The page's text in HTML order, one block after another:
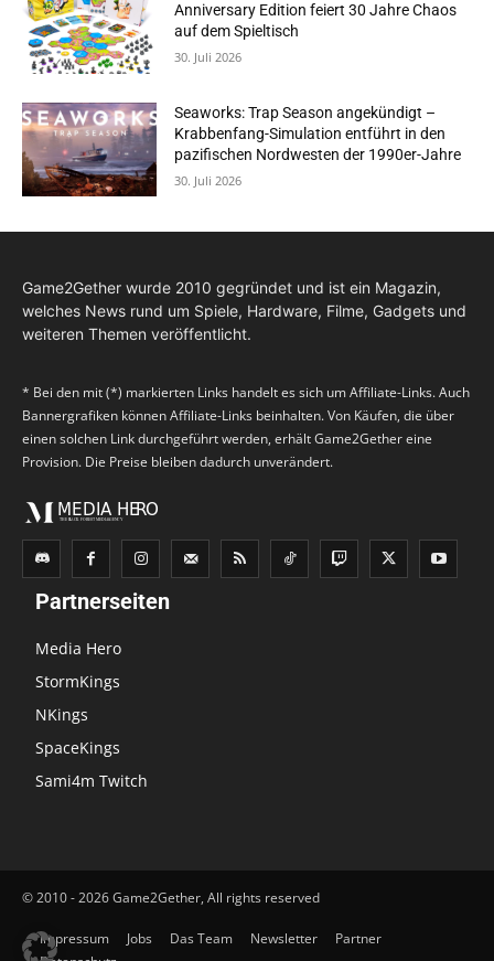
Anniversary Edition feiert 30 Jahre Chaos
auf dem Spieltisch
30. Juli 2026
Seaworks: Trap Season angekündigt –
Krabbenfang-Simulation entführt in den
pazifischen Nordwesten der 1990er-Jahre
30. Juli 2026
Game2Gether wurde 2010 gegründet und ist ein Magazin,
welches News rund um Spiele, Hardware, Filme, Gadgets und
weiteren Themen veröffentlicht.
* Bei den mit (*) markierten Links handelt es sich um Affiliate-Links. Auch
Bannergrafiken können Affiliate-Links beinhalten. Von Käufen, die über
einen solchen Link durchgeführt werden, erhält Game2Gether eine
Provision. Die Preise bleiben dadurch unverändert.
Partnerseiten
Media Hero
StormKings
NKings
SpaceKings
Sami4m Twitch
© 2010 - 2026 Game2Gether, All rights reserved
Impressum Jobs Das Team Newsletter
Partner